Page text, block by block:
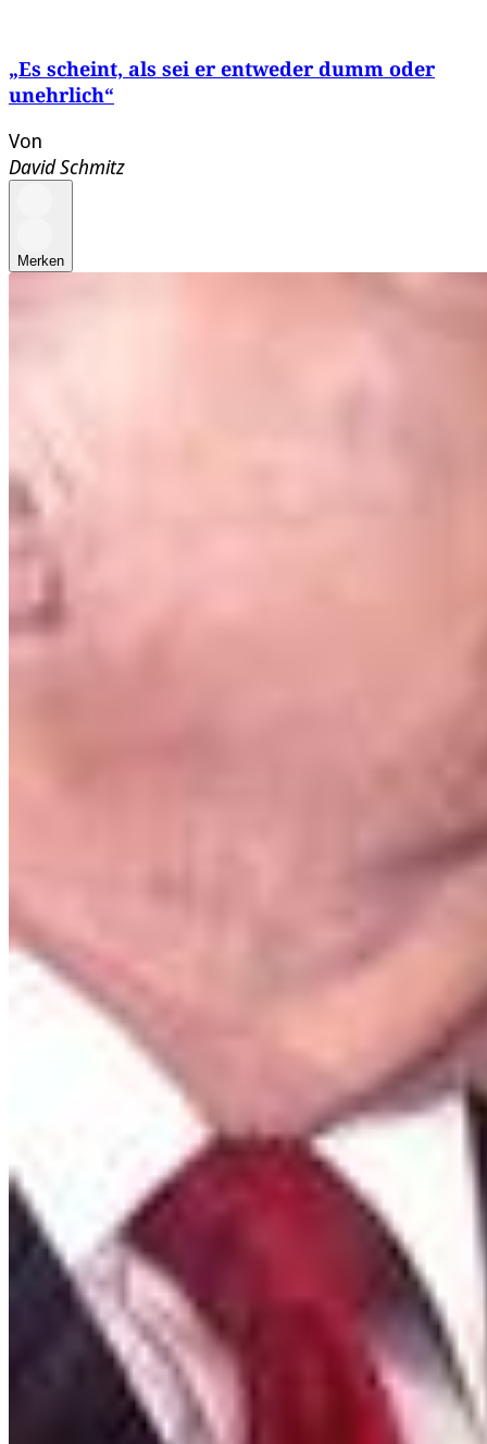
„Es scheint, als sei er entweder dumm oder
unehrlich“
Von
David Schmitz
Merken